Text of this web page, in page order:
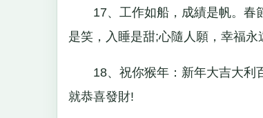
17、工作如船，成績是帆。春節
是笑，入睡是甜;心隨人願，幸福永
18、祝你猴年：新年大吉大利百
就恭喜發財!